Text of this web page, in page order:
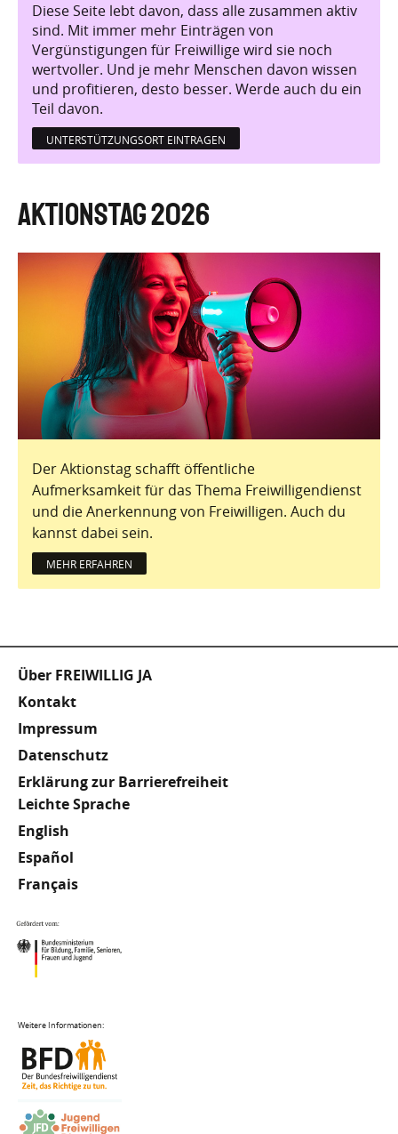
Diese Seite lebt davon, dass alle zusammen aktiv
sind. Mit immer mehr Einträgen von
Vergünstigungen für Freiwillige wird sie noch
wertvoller. Und je mehr Menschen davon wissen
und profitieren, desto besser. Werde auch du ein
Teil davon.
UNTERSTÜTZUNGSORT EINTRAGEN
Aktionstag 2026
Der Aktionstag schafft öffentliche
Aufmerksamkeit für das Thema Freiwilligendienst
und die Anerkennung von Freiwilligen. Auch du
kannst dabei sein.
MEHR ERFAHREN
Fußzeile
Über FREIWILLIG JA
Kontakt
Impressum
Datenschutz
Erklärung zur Barrierefreiheit
Meta
Footer
Leichte Sprache
English
Español
Français